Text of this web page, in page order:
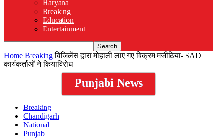
Haryana
Breaking
Education
Entertainment
Home Breaking विजिलेंस द्वारा मोहाली लाए गए बिक्रम मजीठिया- SAD
कार्यकर्ताओं ने कियाविरोध
Punjabi News
Breaking
Chandigarh
National
Punjab